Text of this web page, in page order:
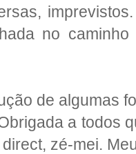
no
de algumas
a todos
zé-mei.